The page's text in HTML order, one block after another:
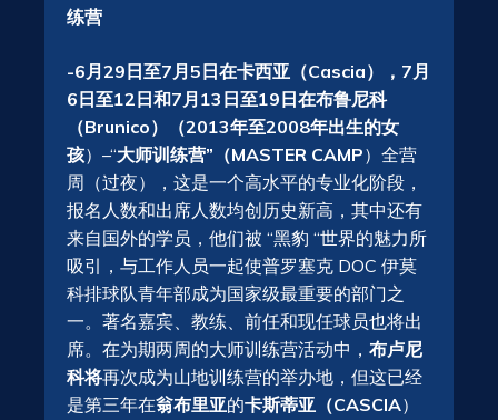
练营
-6月29日至7月5日在卡西亚（Cascia），7月
6日至12日和7月13日至19日在布鲁尼科
（Brunico）（2013年至2008年出生的女
孩）–“大师训练营”（MASTER CAMP）全营
周（过夜），这是一个高水平的专业化阶段，
报名人数和出席人数均创历史新高，其中还有
来自国外的学员，他们被 “黑豹 “世界的魅力所
吸引，与工作人员一起使普罗塞克 DOC 伊莫
科排球队青年部成为国家级最重要的部门之
一。著名嘉宾、教练、前任和现任球员也将出
席。在为期两周的大师训练营活动中， 布卢尼
科将再次成为山地训练营的举办地，但这已经
是第三年在翁布里亚的卡斯蒂亚（CASCIA）